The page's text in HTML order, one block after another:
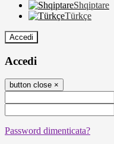
Shqiptare
Türkçe
Accedi
Accedi
button close ×
Password dimenticata?